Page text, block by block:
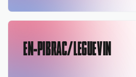
EN-PIBRAC/LEGUEVIN